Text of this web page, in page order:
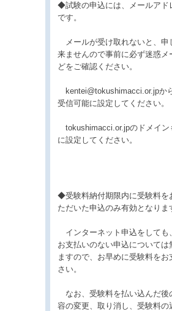
◆試験の申込には、メールアド
です。
メールが受け取れないと、申
来ませんので事前に必ず迷惑メ
どをご確認ください。
kentei@tokushimacci.or.jpか
受信可能に設定してください。
tokushimacci.or.jpのドメイン
に設定してください。
◆受験料納付期限内に受験料を
ただいた申込のみ有効となりま
インターネット申込をしても
お支払いのない申込については
ますので、お早めに受験料をお
さい。
なお、受験料を払い込んだ後
容の変更、取り消し、受験料の